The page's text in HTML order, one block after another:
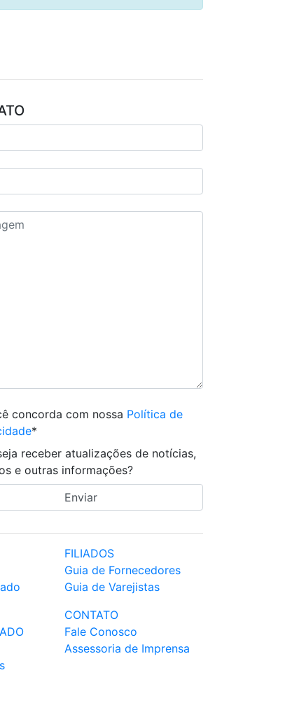
concorda com nossa Política de
*
receber atualizações de notícias,
e outras informações?
FILIADOS
Guia de Fornecedores
Guia de Varejistas
CONTATO
Fale Conosco
Assessoria de Imprensa